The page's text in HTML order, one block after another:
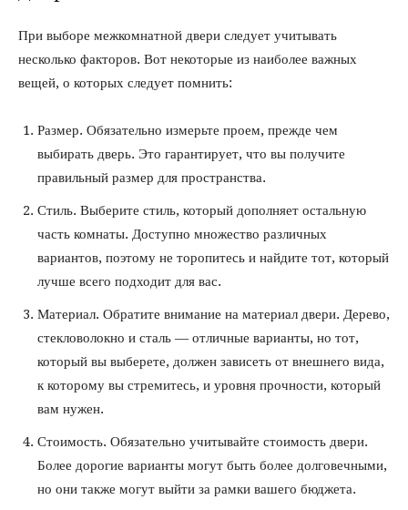
При выборе межкомнатной двери следует учитывать
несколько факторов. Вот некоторые из наиболее важных
вещей, о которых следует помнить:
Размер. Обязательно измерьте проем, прежде чем
выбирать дверь. Это гарантирует, что вы получите
правильный размер для пространства.
Стиль. Выберите стиль, который дополняет остальную
часть комнаты. Доступно множество различных
вариантов, поэтому не торопитесь и найдите тот, который
лучше всего подходит для вас.
Материал. Обратите внимание на материал двери. Дерево,
стекловолокно и сталь — отличные варианты, но тот,
который вы выберете, должен зависеть от внешнего вида,
к которому вы стремитесь, и уровня прочности, который
вам нужен.
Стоимость. Обязательно учитывайте стоимость двери.
Более дорогие варианты могут быть более долговечными,
но они также могут выйти за рамки вашего бюджета.